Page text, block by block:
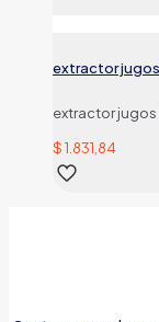
extractor
extractor
$1.831,84